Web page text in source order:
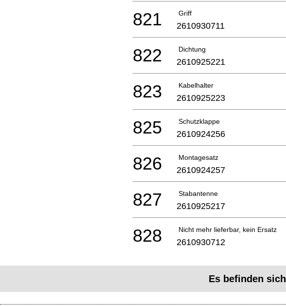
Griff
821 2610930711
Dichtung
822 2610925221
Kabelhalter
823 2610925223
Schutzklappe
825 2610924256
Montagesatz
826 2610924257
Stabantenne
827 2610925217
Nicht mehr lieferbar, kein Ersatz
828 2610930712
Es befinden sich